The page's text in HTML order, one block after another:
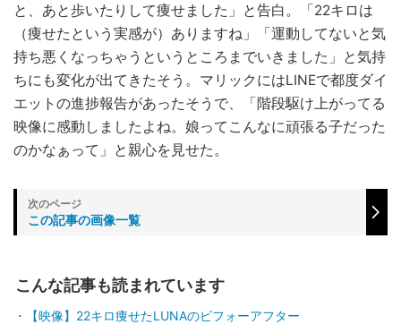
と、あと歩いたりして痩せました」と告白。「22キロは
（痩せたという実感が）ありますね」「運動してないと気
持ち悪くなっちゃうというところまでいきました」と気持
ちにも変化が出てきたそう。マリックにはLINEで都度ダイ
エットの進捗報告があったそうで、「階段駆け上がってる
映像に感動しましたよね。娘ってこんなに頑張る子だった
のかなぁって」と親心を見せた。
この記事の画像一覧
こんな記事も読まれています
【映像】22キロ痩せたLUNAのビフォーアフター